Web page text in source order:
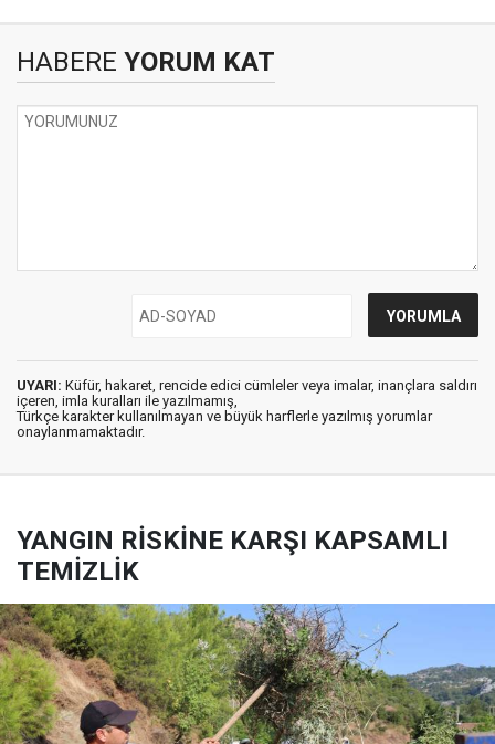
HABERE YORUM KAT
UYARI: Küfür, hakaret, rencide edici cümleler veya imalar, inançlara saldırı
içeren, imla kuralları ile yazılmamış,
Türkçe karakter kullanılmayan ve büyük harflerle yazılmış yorumlar
onaylanmamaktadır.
YANGIN RİSKİNE KARŞI KAPSAMLI
TEMİZLİK